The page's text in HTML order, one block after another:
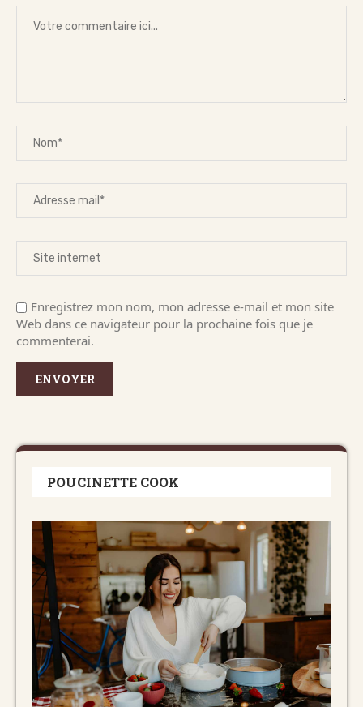
Enregistrez mon nom, mon adresse e-mail et mon site
Web dans ce navigateur pour la prochaine fois que je
commenterai.
POUCINETTE COOK